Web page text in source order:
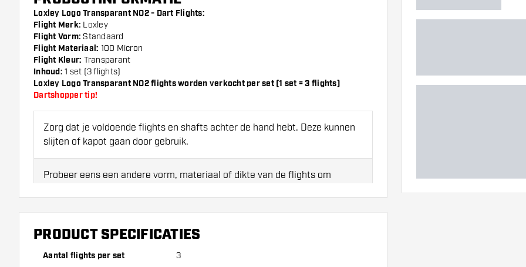
Loxley Logo Transparant NO2 - Dart Flights:
Flight Merk: Loxley
Flight Vorm: Standaard
Flight Materiaal: 100 Micron
Flight Kleur: Transparant
Inhoud: 1 set (3 flights)
Loxley Logo Transparant NO2 flights worden verkocht per set (1 set = 3 flights)
Dartshopper tip!
Zorg dat je voldoende flights en shafts achter de hand hebt. Deze kunnen
slijten of kapot gaan door gebruik.
Probeer eens een andere vorm, materiaal of dikte van de flights om
PRODUCT SPECIFICATIES
Aantal flights per set 3